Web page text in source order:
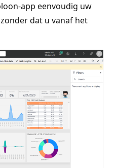
app eenvoudig uw
dat u vanaf het